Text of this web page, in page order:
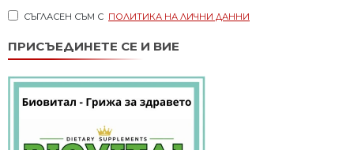
СЪГЛАСЕН СЪМ С ПОЛИТИКА НА ЛИЧНИ ДАННИ
ПРИСЪЕДИНЕТЕ СЕ И ВИЕ